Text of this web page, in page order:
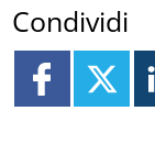
Condividi